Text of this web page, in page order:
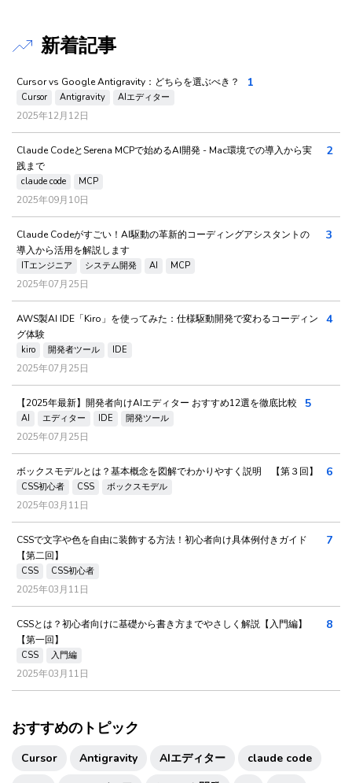
新着記事
Cursor vs Google Antigravity：どちらを選ぶべき？
Cursor Antigravity AIエディター
2025年12月12日
1
Claude CodeとSerena MCPで始めるAI開発 - Mac環境での導入から実
践まで
claude code MCP
2025年09月10日
2
Claude Codeがすごい！AI駆動の革新的コーディングアシスタントの
導入から活用を解説します
ITエンジニア システム開発 AI MCP
2025年07月25日
3
AWS製AI IDE「Kiro」を使ってみた：仕様駆動開発で変わるコーディン
グ体験
kiro 開発者ツール IDE
2025年07月25日
4
【2025年最新】開発者向けAIエディター おすすめ12選を徹底比較
AI エディター IDE 開発ツール
2025年07月25日
5
ボックスモデルとは？基本概念を図解でわかりやすく説明 【第３回】
CSS初心者 CSS ボックスモデル
2025年03月11日
6
CSSで文字や色を自由に装飾する方法！初心者向け具体例付きガイド
【第二回】
CSS CSS初心者
2025年03月11日
7
CSSとは？初心者向けに基礎から書き方までやさしく解説【入門編】
【第一回】
CSS 入門編
2025年03月11日
8
おすすめのトピック
Cursor Antigravity AIエディター
claude code